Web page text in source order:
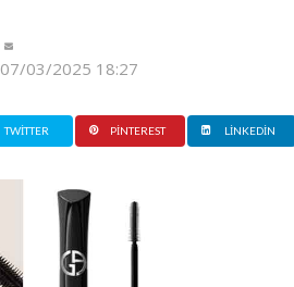
07/03/2025 18:27
TWITTER PINTEREST LINKEDIN